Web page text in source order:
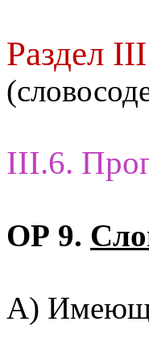
Раздел
III.6.
ОР 9.
А)